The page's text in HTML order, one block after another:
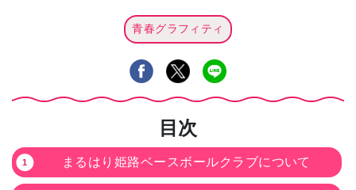
青春グラフィティ
目次
まるはり姫路ベースボールクラブについて